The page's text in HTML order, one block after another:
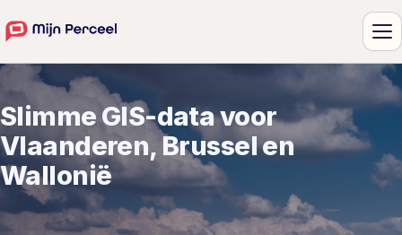
Slimme GIS-data voor
Vlaanderen, Brussel en
Wallonië